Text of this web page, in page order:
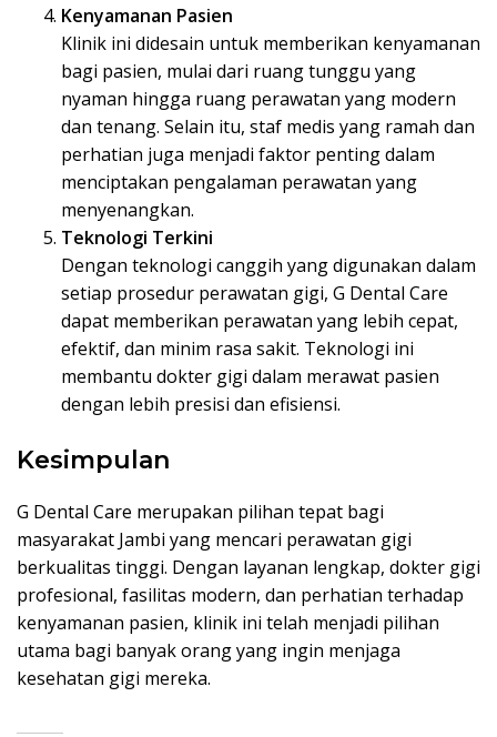
Kenyamanan Pasien
Klinik ini didesain untuk memberikan kenyamanan
bagi pasien, mulai dari ruang tunggu yang
nyaman hingga ruang perawatan yang modern
dan tenang. Selain itu, staf medis yang ramah dan
perhatian juga menjadi faktor penting dalam
menciptakan pengalaman perawatan yang
menyenangkan.
Teknologi Terkini
Dengan teknologi canggih yang digunakan dalam
setiap prosedur perawatan gigi, G Dental Care
dapat memberikan perawatan yang lebih cepat,
efektif, dan minim rasa sakit. Teknologi ini
membantu dokter gigi dalam merawat pasien
dengan lebih presisi dan efisiensi.
Kesimpulan
G Dental Care merupakan pilihan tepat bagi
masyarakat Jambi yang mencari perawatan gigi
berkualitas tinggi. Dengan layanan lengkap, dokter gigi
profesional, fasilitas modern, dan perhatian terhadap
kenyamanan pasien, klinik ini telah menjadi pilihan
utama bagi banyak orang yang ingin menjaga
kesehatan gigi mereka.